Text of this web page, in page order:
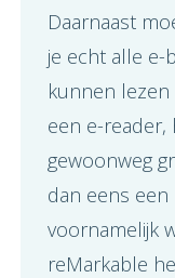
Daarnaast
je echt alle e-
kunnen
een e-reader,
gewoonweg
dan eens
voornamelijk
reMarkable